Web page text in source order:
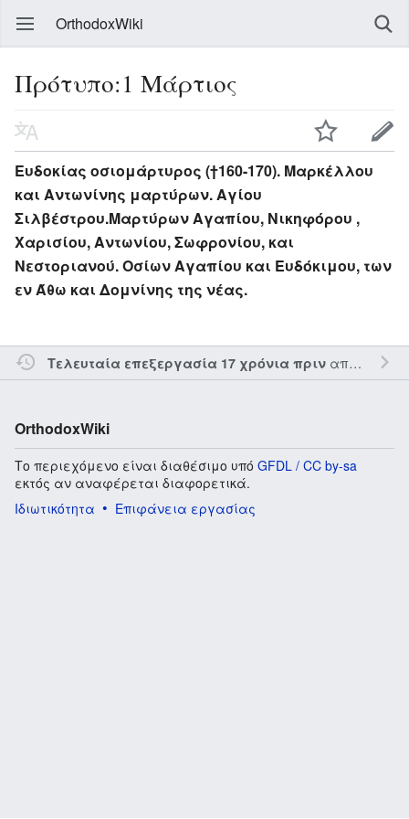
OrthodoxWiki
Πρότυπο:1 Μάρτιος
Ευδοκίας οσιομάρτυρος (†160-170). Μαρκέλλου
και Αντωνίνης μαρτύρων. Αγίου
Σιλβέστρου.Μαρτύρων Αγαπίου, Νικηφόρου ,
Χαρισίου, Αντωνίου, Σωφρονίου, και
Νεστοριανού. Οσίων Αγαπίου και Ευδόκιμου, των
εν Άθω και Δομνίνης της νέας.
Τελευταία επεξεργασία 17 χρόνια πριναπό τον την
OrthodoxWiki
Το περιεχόμενο είναι διαθέσιμο υπό GFDL / CC by-sa
εκτός αν αναφέρεται διαφορετικά.
Ιδιωτικότητα
Επιφάνεια εργασίας